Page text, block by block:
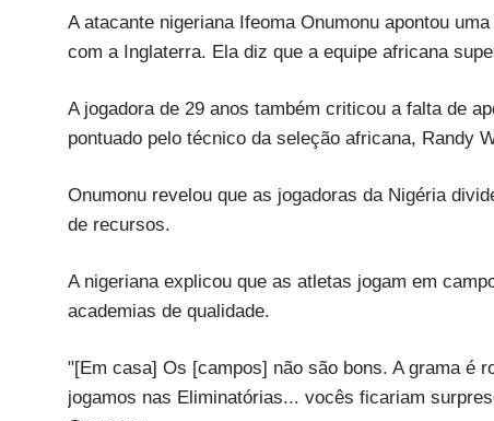
A atacante nigeriana Ifeoma Onumonu apontou
com a Inglaterra. Ela diz que a equipe africana
A jogadora de 29 anos também criticou a falta de
pontuado pelo técnico da seleção africana, Randy
Onumonu revelou que as jogadoras da Nigéria
de recursos.
A nigeriana explicou que as atletas jogam em
academias de qualidade.
"[Em casa] Os [campos] não são bons. A grama é
jogamos nas Eliminatórias... vocês ficariam